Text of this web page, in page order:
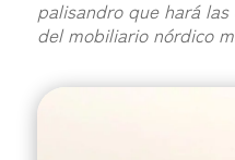
palisandro que hará
del mobiliario nórdico